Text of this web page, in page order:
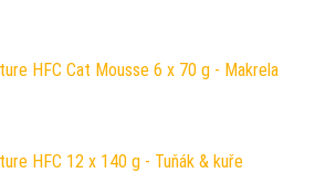
HFC Cat Mousse 6 x 70 g - Makrela
HFC 12 x 140 g - Tuňák & kuře